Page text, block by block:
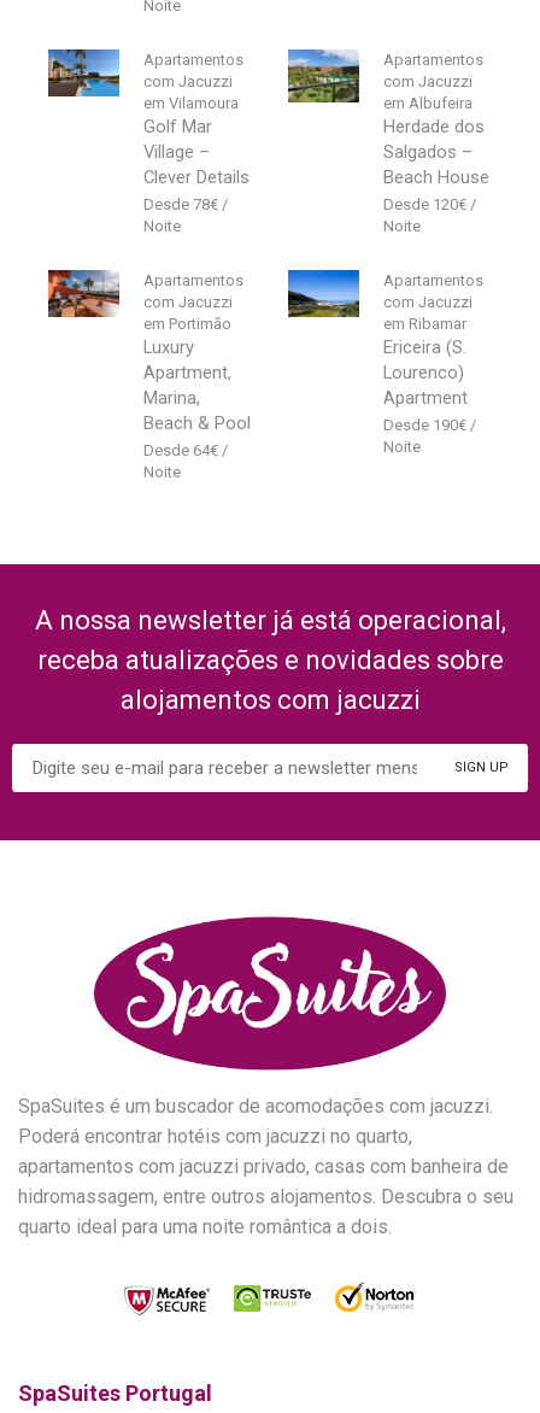
Apartamentos
com Jacuzzi
em Vilamoura
Golf Mar
Village –
Clever Details
78€
Apartamentos
com Jacuzzi
em Albufeira
Herdade dos
Salgados –
Beach House
120€
Apartamentos
com Jacuzzi
em Portimão
Luxury
Apartment,
Marina,
Beach & Pool
64€
Apartamentos
com Jacuzzi
em Ribamar
Ericeira (S.
Lourenco)
Apartment
190€
A nossa newsletter já está operacional,
receba atualizações e novidades sobre
alojamentos com jacuzzi
SpaSuites é um buscador de acomodações com jacuzzi.
Poderá encontrar hotéis com jacuzzi no quarto,
apartamentos com jacuzzi privado, casas com banheira de
hidromassagem, entre outros alojamentos. Descubra o seu
quarto ideal para uma noite romântica a dois.
SpaSuites Portugal